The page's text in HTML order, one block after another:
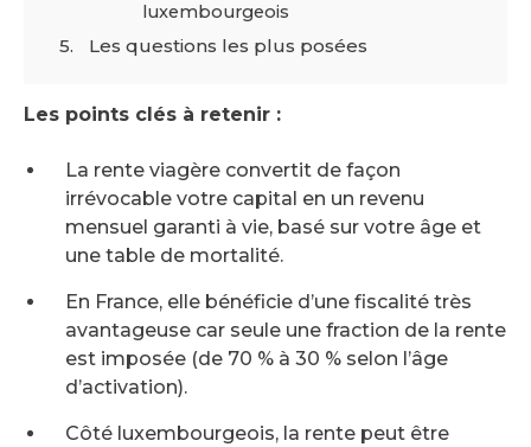
luxembourgeois
Les questions les plus posées
Les points clés à retenir :
La rente viagère convertit de façon
irrévocable votre capital en un revenu
mensuel garanti à vie, basé sur votre âge et
une table de mortalité.
En France, elle bénéficie d’une fiscalité très
avantageuse car seule une fraction de la rente
est imposée (de 70 % à 30 % selon l’âge
d’activation).
Côté luxembourgeois, la rente peut être